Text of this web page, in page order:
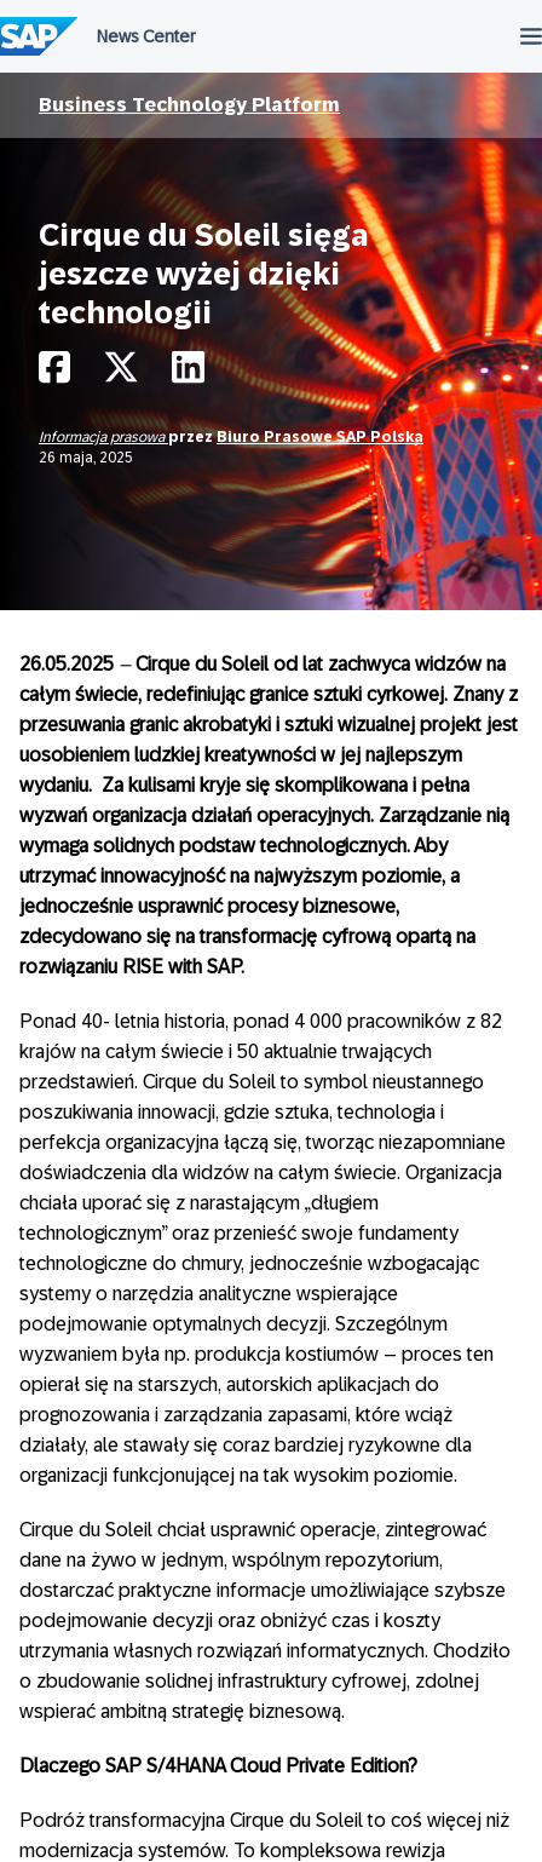
do
treści
Business Technology Platform
Cirque du Soleil sięga
jeszcze wyżej dzięki
technologii
Informacja prasowaprzezBiuro Prasowe SAP Polska
26 maja, 2025
26.05.2025 –Cirque du Soleil od lat zachwyca widzów na
całym świecie, redefiniując granice sztuki cyrkowej. Znany z
przesuwania granic akrobatyki i sztuki wizualnej projekt jest
uosobieniem ludzkiej kreatywności w jej najlepszym
wydaniu. Za kulisami kryje się skomplikowana i pełna
wyzwań organizacja działań operacyjnych. Zarządzanie nią
wymaga solidnych podstaw technologicznych. Aby
utrzymać innowacyjność na najwyższym poziomie, a
jednocześnie usprawnić procesy biznesowe,
zdecydowano się na transformację cyfrową opartą na
rozwiązaniu RISE with SAP.
Ponad 40- letnia historia, ponad 4 000 pracowników z 82
krajów na całym świecie i 50 aktualnie trwających
przedstawień. Cirque du Soleil to symbol nieustannego
poszukiwania innowacji, gdzie sztuka, technologia i
perfekcja organizacyjna łączą się, tworząc niezapomniane
doświadczenia dla widzów na całym świecie. Organizacja
chciała uporać się z narastającym „długiem
technologicznym” oraz przenieść swoje fundamenty
technologiczne do chmury, jednocześnie wzbogacając
systemy o narzędzia analityczne wspierające
podejmowanie optymalnych decyzji. Szczególnym
wyzwaniem była np. produkcja kostiumów – proces ten
opierał się na starszych, autorskich aplikacjach do
prognozowania i zarządzania zapasami, które wciąż
działały, ale stawały się coraz bardziej ryzykowne dla
organizacji funkcjonującej na tak wysokim poziomie.
Cirque du Soleil chciał usprawnić operacje, zintegrować
dane na żywo w jednym, wspólnym repozytorium,
dostarczać praktyczne informacje umożliwiające szybsze
podejmowanie decyzji oraz obniżyć czas i koszty
utrzymania własnych rozwiązań informatycznych. Chodziło
o zbudowanie solidnej infrastruktury cyfrowej, zdolnej
wspierać ambitną strategię biznesową.
Dlaczego SAP S/4HANA Cloud Private Edition?
Podróż transformacyjna Cirque du Soleil to coś więcej niż
modernizacja systemów. To kompleksowa rewizja